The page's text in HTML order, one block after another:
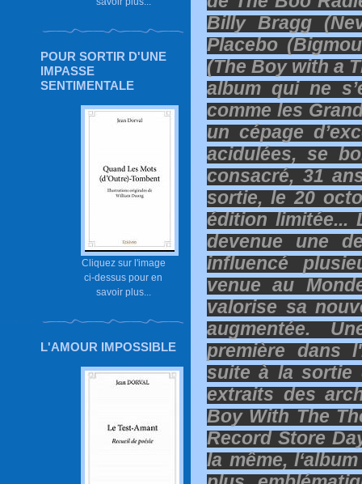
POUR SORTIR D'UNE
IMPASSE
SENTIMENTALE
Cliquez sur l'image
ci-dessus pour en
savoir plus...
L'AMOUR IMPOSSIBLE
Billy Bragg
Placebo
(The Boy with a
album qui ne
comme les
un cépage
acidulées, se
consacré, 31
sortie, le 20
édition limitée...
devenue une
influencé
venue au
valorise sa
augmentée.
première dans
suite à la sortie
extraits des
Boy With The
Record Store
la même,